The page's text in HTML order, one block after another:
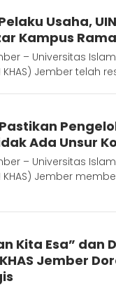
Usaha, UIN
Kampus
– Universitas Islam
Jember telah
Ada Unsur
– Universitas Islam
Jember
Kita Esa” dan
Jember